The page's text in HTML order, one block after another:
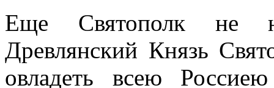
Еще Святополк не
Древлянский Князь
овладеть всею